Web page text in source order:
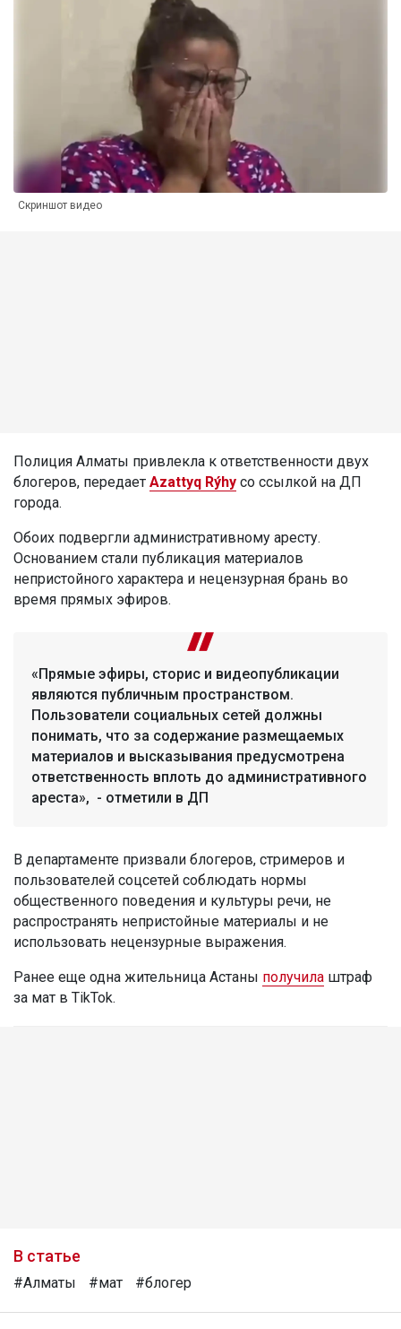
Скриншот видео
Полиция Алматы привлекла к ответственности двух
блогеров, передает Azattyq Rýhy со ссылкой на ДП
города.
Обоих подвергли административному аресту.
Основанием стали публикация материалов
непристойного характера и нецензурная брань во
время прямых эфиров.
«Прямые эфиры, сторис и видеопубликации
являются публичным пространством.
Пользователи социальных сетей должны
понимать, что за содержание размещаемых
материалов и высказывания предусмотрена
ответственность вплоть до административного
ареста», - отметили в ДП
В департаменте призвали блогеров, стримеров и
пользователей соцсетей соблюдать нормы
общественного поведения и культуры речи, не
распространять непристойные материалы и не
использовать нецензурные выражения.
Ранее еще одна жительница Астаны получила штраф
за мат в TikTok.
В статье
#Алматы #мат #блогер